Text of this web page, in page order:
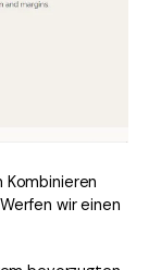
Kombinieren
wir einen